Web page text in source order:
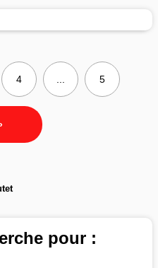
4 5
pour :